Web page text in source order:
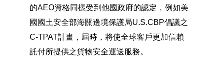
的AEO資格同樣受到他國政府的認定，例如美
國國土安全部海關邊境保護局U.S.CBP倡議之
C-TPAT計畫，屆時，將使全球客戶更加信賴
託付所提供之貨物安全運送服務。